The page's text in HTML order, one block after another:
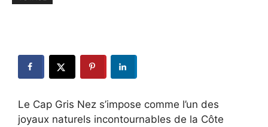
Le Cap Gris Nez s’impose comme l’un des
joyaux naturels incontournables de la Côte